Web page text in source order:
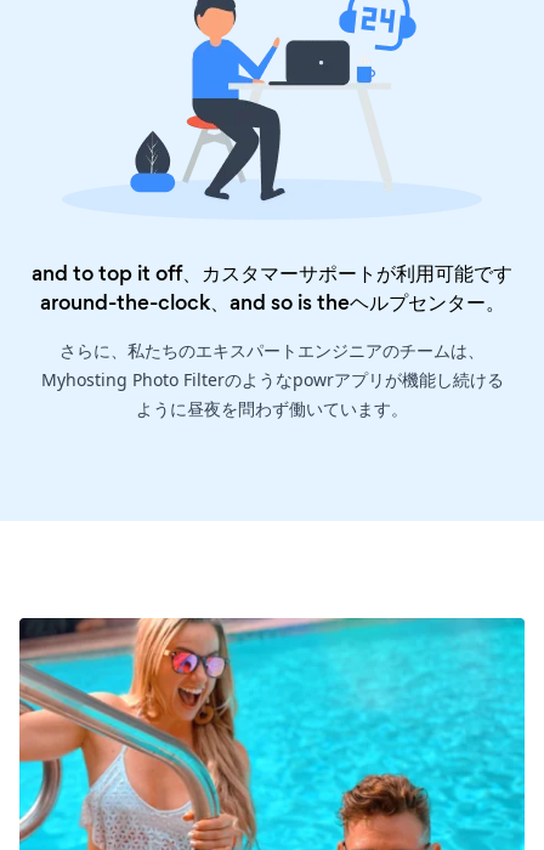
and to top it off、カスタマーサポートが利用可能です
around-the-clock、and so is theヘルプセンター。
さらに、私たちのエキスパートエンジニアのチームは、
Myhosting Photo Filterのようなpowrアプリが機能し続ける
ように昼夜を問わず働いています。